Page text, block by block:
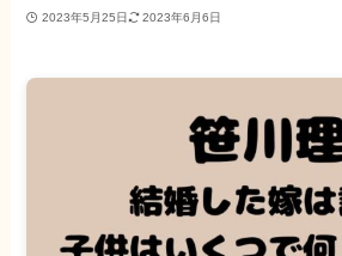
2023年5月25日 2023年6月6日